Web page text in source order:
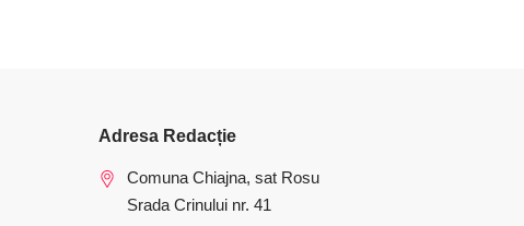
Adresa Redacție
Comuna Chiajna, sat Rosu
Srada Crinului nr. 41